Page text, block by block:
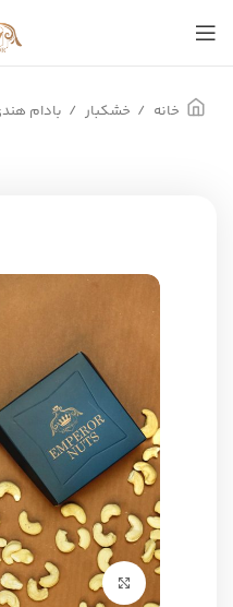
خانه خشکبار بادام
برای بزرگنمایی